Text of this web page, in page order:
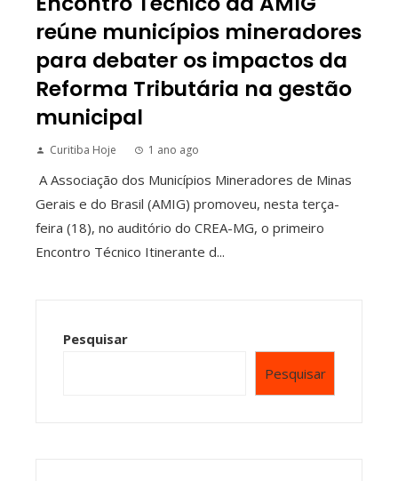
reúne municípios mineradores
para debater os impactos da
Reforma Tributária na gestão
municipal
Curitiba Hoje 1 ano ago
A Associação dos Municípios Mineradores de Minas
Gerais e do Brasil (AMIG) promoveu, nesta terça-
feira (18), no auditório do CREA-MG, o primeiro
Encontro Técnico Itinerante d...
Pesquisar
Pesquisar